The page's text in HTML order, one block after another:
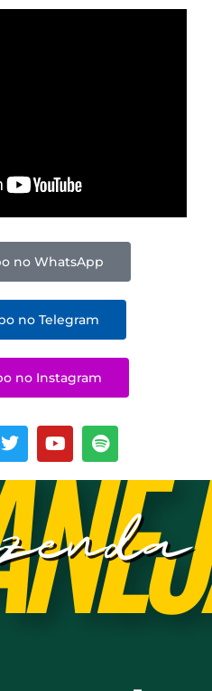
no WhatsApp
no Telegram
no Instagram